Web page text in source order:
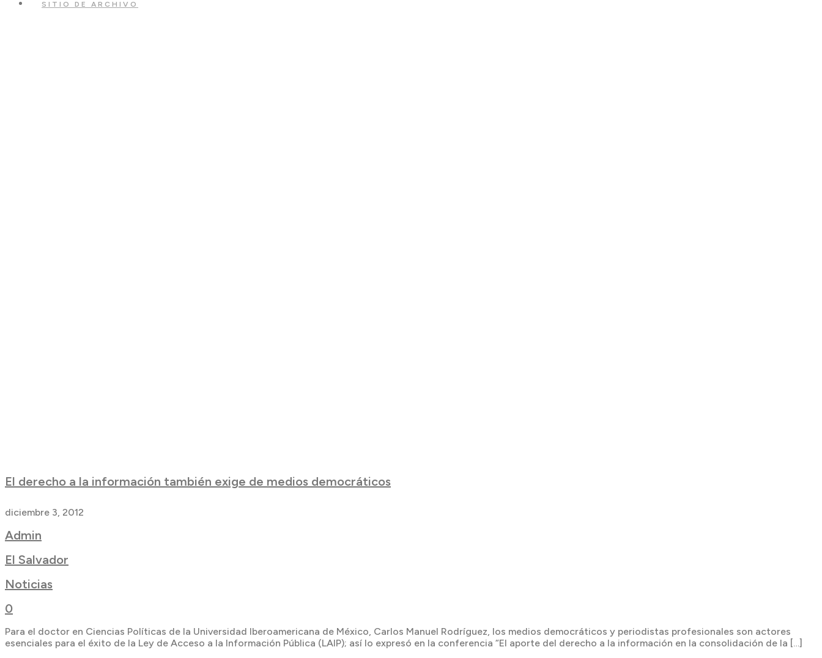
SITIO DE ARCHIVO
El derecho a la información también exige de medios democráticos
diciembre 3, 2012
Admin
El Salvador
Noticias
0
Para el doctor en Ciencias Políticas de la Universidad Iberoamericana de México, Carlos Manuel Rodríguez, los medios democráticos y periodistas profesionales son actores
esenciales para el éxito de la Ley de Acceso a la Información Pública (LAIP); así lo expresó en la conferencia “El aporte del derecho a la información en la consolidación de la […]